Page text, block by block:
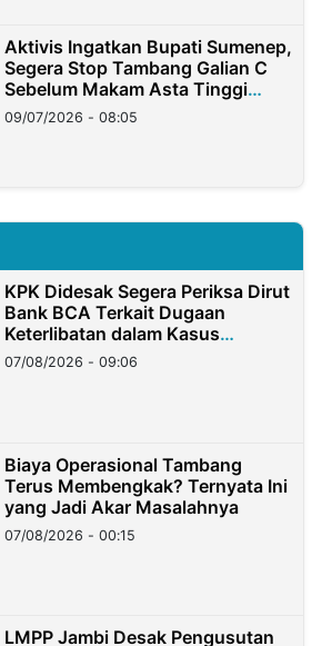
Aktivis Ingatkan Bupati Sumenep,
Segera Stop Tambang Galian C
Sebelum Makam Asta Tinggi
Longsor
09/07/2026 - 08:05
KPK Didesak Segera Periksa Dirut
Bank BCA Terkait Dugaan
Keterlibatan dalam Kasus
Hilangnya Dana Nasabah Rp2,58
Miliar
07/08/2026 - 09:06
Biaya Operasional Tambang
Terus Membengkak? Ternyata Ini
yang Jadi Akar Masalahnya
07/08/2026 - 00:15
LMPP Jambi Desak Pengusutan